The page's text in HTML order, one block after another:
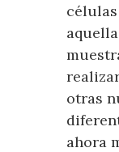
otras
ahora